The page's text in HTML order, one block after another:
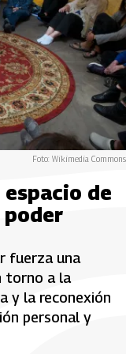
Foto: Wikimedia Commons
espacio de
fuerza una
torno a la
y la reconexión
personal y